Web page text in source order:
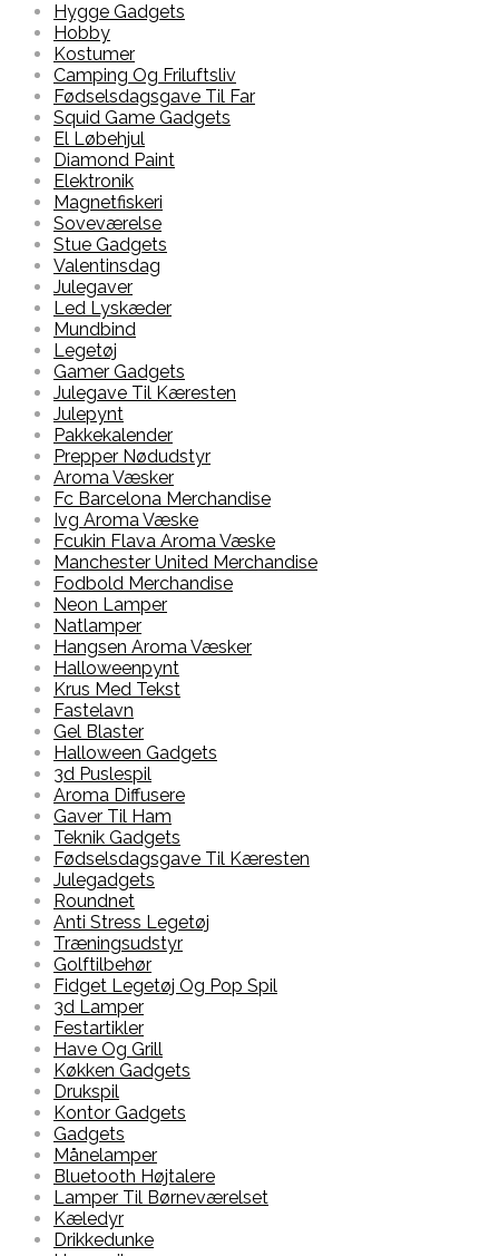
Hygge Gadgets
Hobby
Kostumer
Camping Og Friluftsliv
Fødselsdagsgave Til Far
Squid Game Gadgets
El Løbehjul
Diamond Paint
Elektronik
Magnetfiskeri
Soveværelse
Stue Gadgets
Valentinsdag
Julegaver
Led Lyskæder
Mundbind
Legetøj
Gamer Gadgets
Julegave Til Kæresten
Julepynt
Pakkekalender
Prepper Nødudstyr
Aroma Væsker
Fc Barcelona Merchandise
Ivg Aroma Væske
Fcukin Flava Aroma Væske
Manchester United Merchandise
Fodbold Merchandise
Neon Lamper
Natlamper
Hangsen Aroma Væsker
Halloweenpynt
Krus Med Tekst
Fastelavn
Gel Blaster
Halloween Gadgets
3d Puslespil
Aroma Diffusere
Gaver Til Ham
Teknik Gadgets
Fødselsdagsgave Til Kæresten
Julegadgets
Roundnet
Anti Stress Legetøj
Træningsudstyr
Golftilbehør
Fidget Legetøj Og Pop Spil
3d Lamper
Festartikler
Have Og Grill
Køkken Gadgets
Drukspil
Kontor Gadgets
Gadgets
Månelamper
Bluetooth Højtalere
Lamper Til Børneværelset
Kæledyr
Drikkedunke